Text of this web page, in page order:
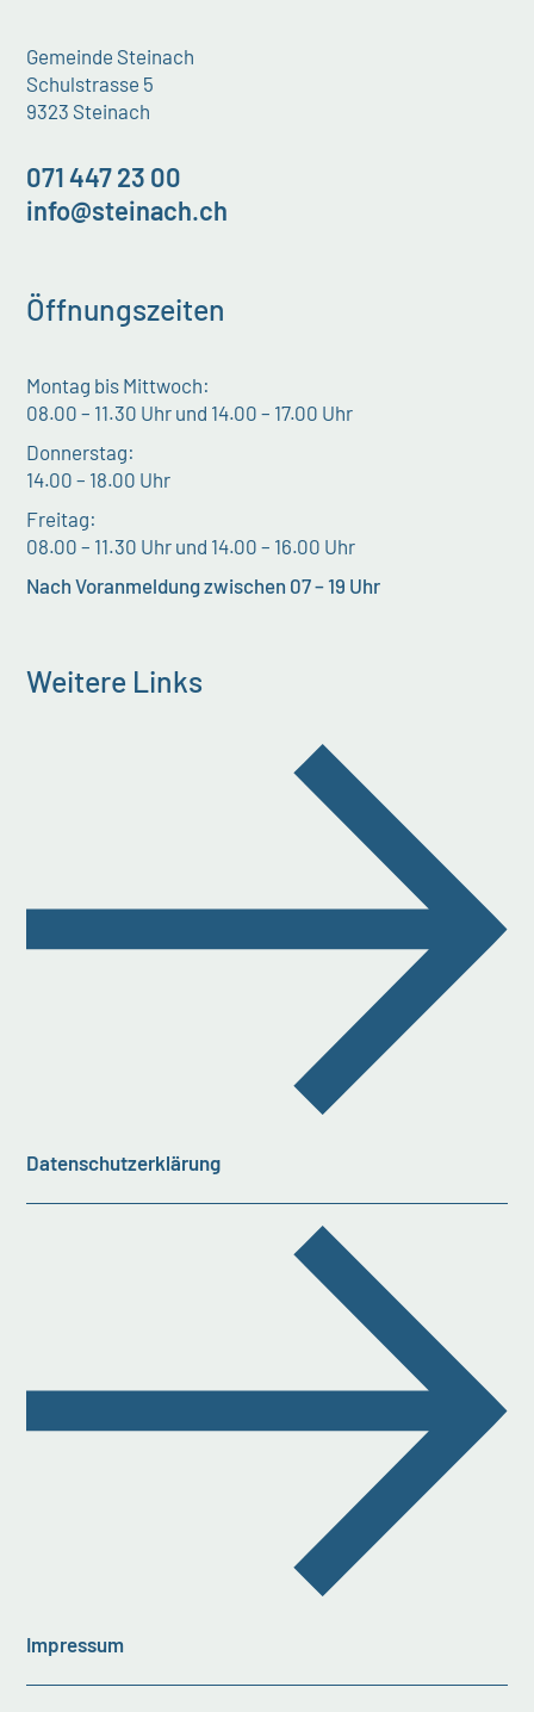
Gemeinde Steinach
Schulstrasse 5
9323 Steinach
071 447 23 00
info@steinach.ch
Öffnungszeiten
Montag bis Mittwoch:
08.00 – 11.30 Uhr und 14.00 – 17.00 Uhr
Donnerstag:
14.00 – 18.00 Uhr
Freitag:
08.00 – 11.30 Uhr und 14.00 – 16.00 Uhr
Nach Voranmeldung zwischen 07 – 19 Uhr
Weitere Links
Datenschutzerklärung
Impressum